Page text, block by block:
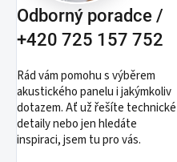
Odborný poradce /
+420 725 157 752
Rád vám pomohu s výběrem
akustického panelu i jakýmkoliv
dotazem. Ať už řešíte technické
detaily nebo jen hledáte
inspiraci, jsem tu pro vás.